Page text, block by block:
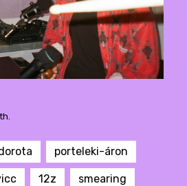
porteleki-áron
12z smearing